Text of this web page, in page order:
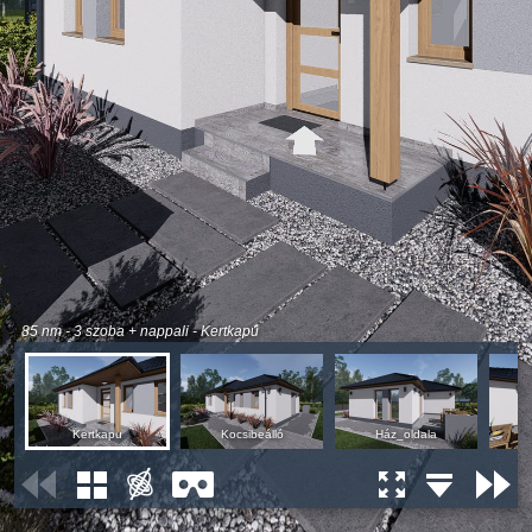
85 nm - 3 szoba + nappali - Kertkapu
Kertkapu Kocsibeálló Ház_oldala